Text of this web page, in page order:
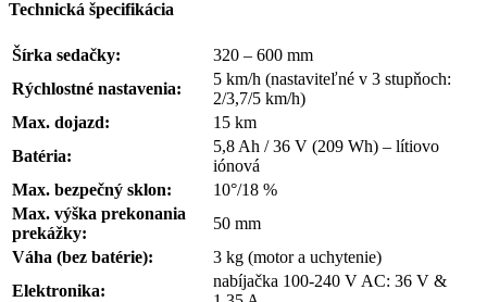
Technická špecifikácia
Šírka sedačky:
320 – 600 mm
Rýchlostné nastavenia:
5 km/h (nastaviteľné v 3 stupňoch:
2/3,7/5 km/h)
Max. dojazd:
15 km
Batéria:
5,8 Ah / 36 V (209 Wh) – lítiovo
iónová
Max. bezpečný sklon:
10°/18 %
Max. výška prekonania
prekážky:
50 mm
Váha (bez batérie):
3 kg (motor a uchytenie)
Elektronika:
nabíjačka 100-240 V AC: 36 V &